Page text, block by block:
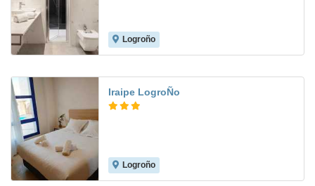
Logroño
Iraipe LogroÑo
Logroño